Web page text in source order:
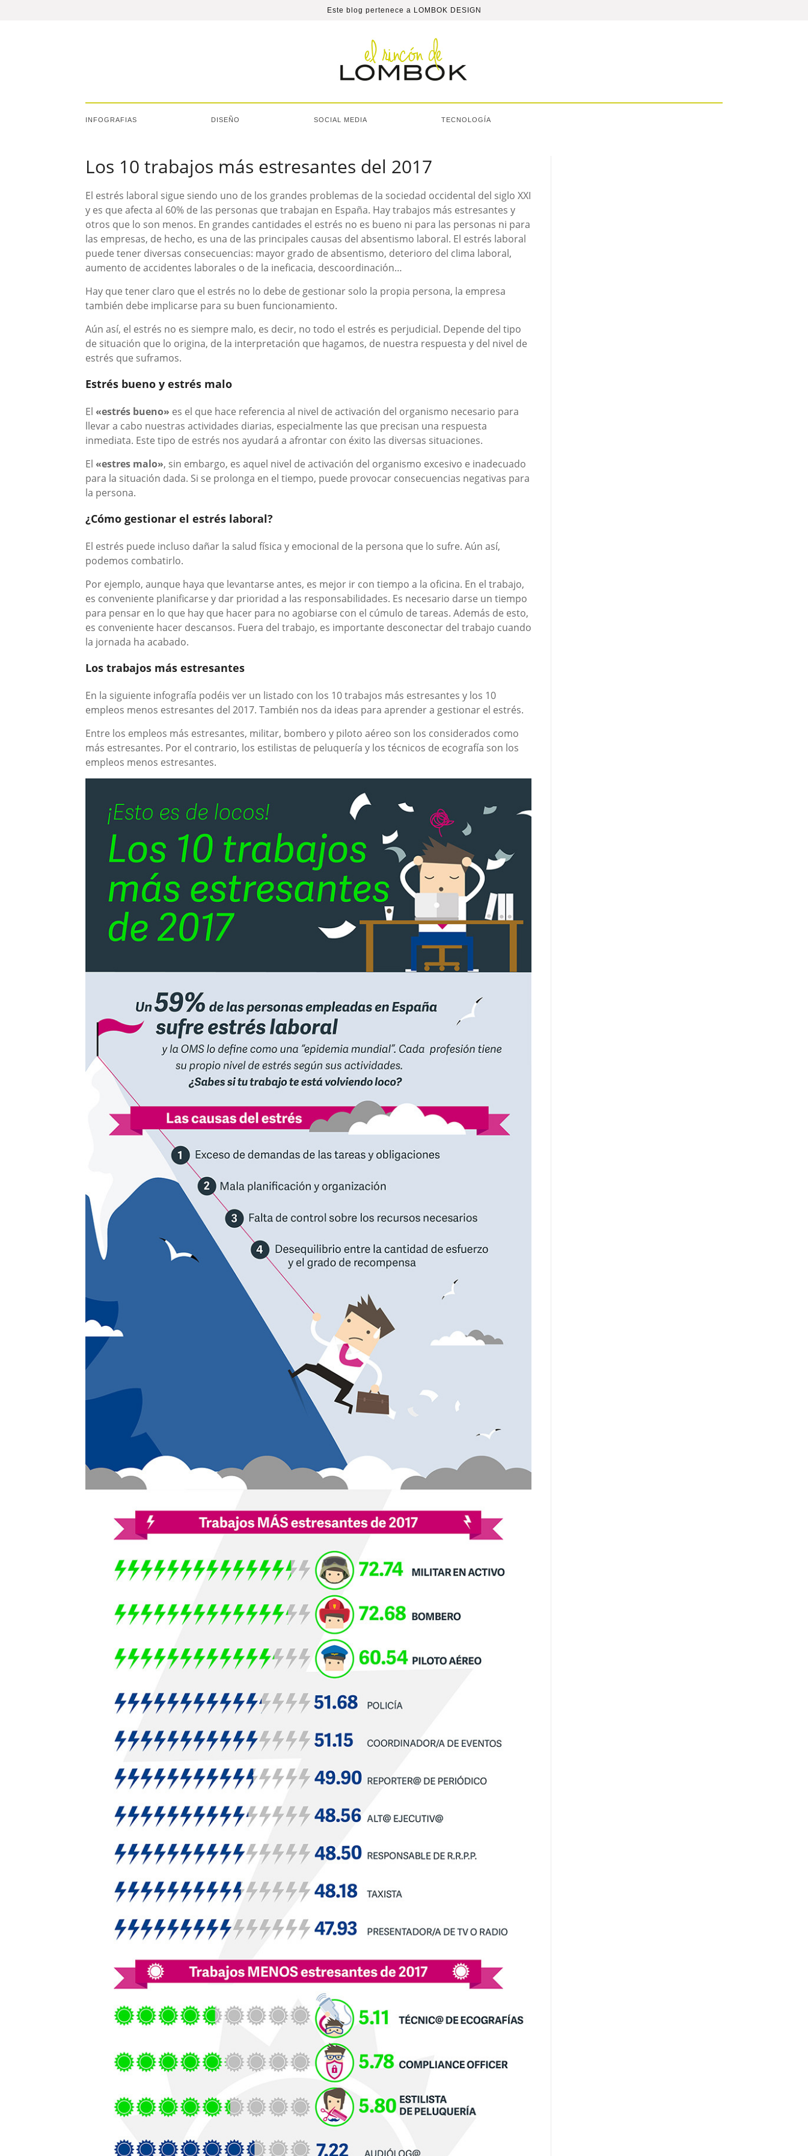
Este blog pertenece a LOMBOK DESIGN
INFOGRAFIAS DISEÑO SOCIAL MEDIA TECNOLOGÍA
Los 10 trabajos más estresantes del 2017
El estrés laboral sigue siendo uno de los grandes problemas de la sociedad occidental del siglo XXI
y es que afecta al 60% de las personas que trabajan en España. Hay trabajos más estresantes y
otros que lo son menos. En grandes cantidades el estrés no es bueno ni para las personas ni para
las empresas, de hecho, es una de las principales causas del absentismo laboral. El estrés laboral
puede tener diversas consecuencias: mayor grado de absentismo, deterioro del clima laboral,
aumento de accidentes laborales o de la ineficacia, descoordinación…
Hay que tener claro que el estrés no lo debe de gestionar solo la propia persona, la empresa
también debe implicarse para su buen funcionamiento.
Aún así, el estrés no es siempre malo, es decir, no todo el estrés es perjudicial. Depende del tipo
de situación que lo origina, de la interpretación que hagamos, de nuestra respuesta y del nivel de
estrés que suframos.
Estrés bueno y estrés malo
El «estrés bueno» es el que hace referencia al nivel de activación del organismo necesario para
llevar a cabo nuestras actividades diarias, especialmente las que precisan una respuesta
inmediata. Este tipo de estrés nos ayudará a afrontar con éxito las diversas situaciones.
El «estres malo», sin embargo, es aquel nivel de activación del organismo excesivo e inadecuado
para la situación dada. Si se prolonga en el tiempo, puede provocar consecuencias negativas para
la persona.
¿Cómo gestionar el estrés laboral?
El estrés puede incluso dañar la salud física y emocional de la persona que lo sufre. Aún así,
podemos combatirlo.
Por ejemplo, aunque haya que levantarse antes, es mejor ir con tiempo a la oficina. En el trabajo,
es conveniente planificarse y dar prioridad a las responsabilidades. Es necesario darse un tiempo
para pensar en lo que hay que hacer para no agobiarse con el cúmulo de tareas. Además de esto,
es conveniente hacer descansos. Fuera del trabajo, es importante desconectar del trabajo cuando
la jornada ha acabado.
Los trabajos más estresantes
En la siguiente infografía podéis ver un listado con los 10 trabajos más estresantes y los 10
empleos menos estresantes del 2017. También nos da ideas para aprender a gestionar el estrés.
Entre los empleos más estresantes, militar, bombero y piloto aéreo son los considerados como
más estresantes. Por el contrario, los estilistas de peluquería y los técnicos de ecografía son los
empleos menos estresantes.